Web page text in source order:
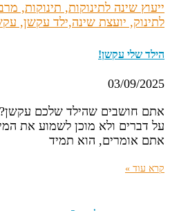
הילד שלי עקשן!
03/09/2025
אתם חושבים שהילד שלכם עקשן?
על דברים ולא מוכן לשמוע את
אתם אומרים, הוא תמיד
קרא עוד »